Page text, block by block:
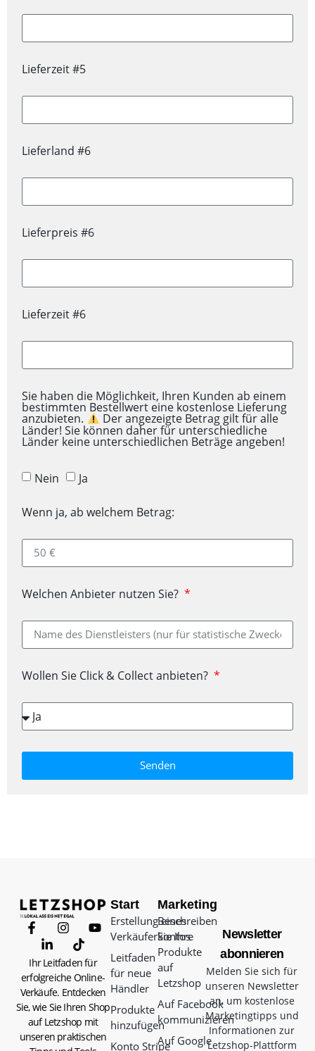
Lieferzeit #5
Lieferland #6
Lieferpreis #6
Lieferzeit #6
Sie haben die Möglichkeit, Ihren Kunden ab einem
bestimmten Bestellwert eine kostenlose Lieferung
anzubieten. Der angezeigte Betrag gilt für alle
Länder! Sie können daher für unterschiedliche
Länder keine unterschiedlichen Beträge angeben!
Nein Ja
Wenn ja, ab welchem Betrag:
Welchen Anbieter nutzen Sie?
Wollen Sie Click & Collect anbieten?
Senden
Ihr Leitfaden für
erfolgreiche Online-
Verkäufe. Entdecken
Sie, wie Sie Ihren Shop
auf Letzshop mit
unseren praktischen
Start
Erstellung eines
Verkäuferkontos
Leitfaden
für neue
Händler
Produkte
hinzufügen
Konto Stripe
Marketing
Beschreiben
Sie Ihre
Produkte
auf
Letzshop
Auf Facebook
kommunizieren
Auf Google
Newsletter
abonnieren
Melden Sie sich für
unseren Newsletter
an, um kostenlose
Marketingtipps und
Informationen zur
Letzshop-Plattform